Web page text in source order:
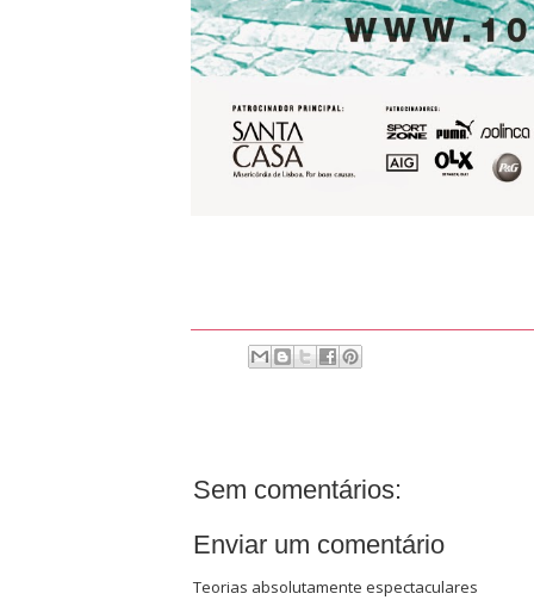
Sem comentários:
Enviar um comentário
Teorias absolutamente espectaculares